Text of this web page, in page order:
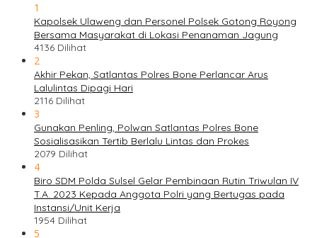
1
Kapolsek Ulaweng dan Personel Polsek Gotong Royong
Bersama Masyarakat di Lokasi Penanaman Jagung
4136 Dilihat
2
Akhir Pekan, Satlantas Polres Bone Perlancar Arus
Lalulintas Dipagi Hari
2116 Dilihat
3
Gunakan Penling, Polwan Satlantas Polres Bone
Sosialisasikan Tertib Berlalu Lintas dan Prokes
2079 Dilihat
4
Biro SDM Polda Sulsel Gelar Pembinaan Rutin Triwulan IV
T.A. 2023 Kepada Anggota Polri yang Bertugas pada
Instansi/Unit Kerja
1954 Dilihat
5